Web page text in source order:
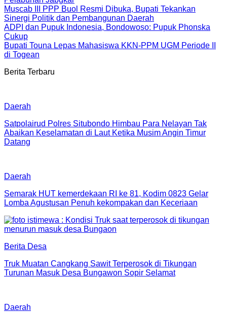
Muscab III PPP Buol Resmi Dibuka, Bupati Tekankan
Sinergi Politik dan Pembangunan Daerah
ADPI dan Pupuk Indonesia, Bondowoso: Pupuk Phonska
Cukup
Bupati Touna Lepas Mahasiswa KKN-PPM UGM Periode II
di Togean
Berita Terbaru
Daerah
Satpolairud Polres Situbondo Himbau Para Nelayan Tak
Abaikan Keselamatan di Laut Ketika Musim Angin Timur
Datang
Daerah
Semarak HUT kemerdekaan RI ke 81, Kodim 0823 Gelar
Lomba Agustusan Penuh kekompakan dan Keceriaan
Berita Desa
Truk Muatan Cangkang Sawit Terperosok di Tikungan
Turunan Masuk Desa Bungawon Sopir Selamat
Daerah